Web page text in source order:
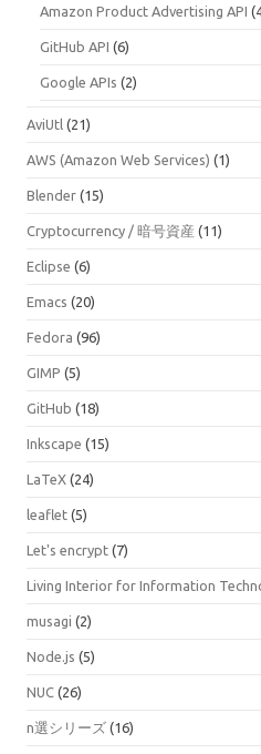
Amazon Product Advertising API
GitHub API (6)
Google APIs (2)
AviUtl (21)
AWS (Amazon Web Services) (1)
Blender (15)
Cryptocurrency / 暗号資産 (11)
Eclipse (6)
Emacs (20)
Fedora (96)
GIMP (5)
GitHub (18)
Inkscape (15)
LaTeX (24)
leaflet (5)
Let's encrypt (7)
Living Interior for Information
musagi (2)
Node.js (5)
NUC (26)
n選シリーズ (16)